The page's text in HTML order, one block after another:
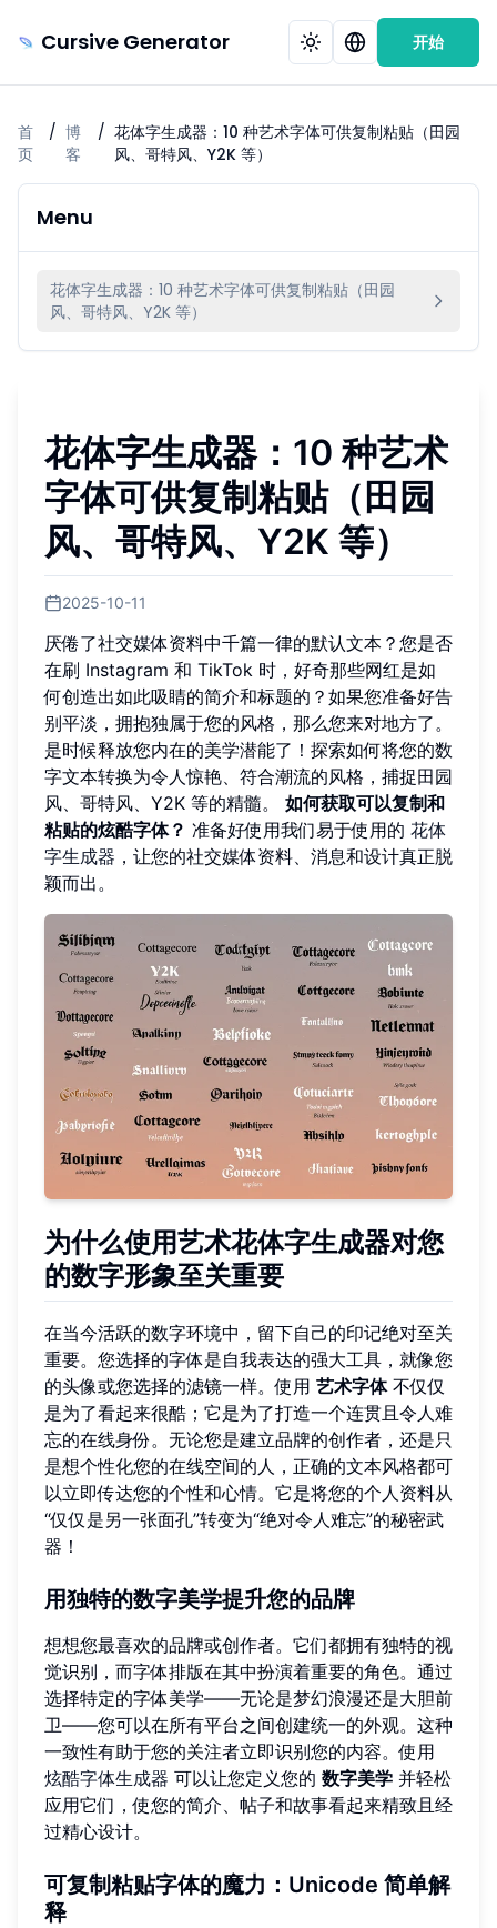
Cursive Generator 开始
首
页
/ 博
客
/ 花体字生成器：10 种艺术字体可供复制粘贴（田园
风、哥特风、Y2K 等）
Menu
花体字生成器：10 种艺术字体可供复制粘贴（田园
风、哥特风、Y2K 等）
花体字生成器：10 种艺术
字体可供复制粘贴（田园
风、哥特风、Y2K 等）
2025-10-11
厌倦了社交媒体资料中千篇一律的默认文本？您是否
在刷 Instagram 和 TikTok 时，好奇那些网红是如
何创造出如此吸睛的简介和标题的？如果您准备好告
别平淡，拥抱独属于您的风格，那么您来对地方了。
是时候释放您内在的美学潜能了！探索如何将您的数
字文本转换为令人惊艳、符合潮流的风格，捕捉田园
风、哥特风、Y2K 等的精髓。 如何获取可以复制和
粘贴的炫酷字体？ 准备好使用我们易于使用的 花体
字生成器 ，让您的社交媒体资料、消息和设计真正脱
颖而出。
为什么使用艺术花体字生成器对您
的数字形象至关重要
在当今活跃的数字环境中，留下自己的印记绝对至关
重要。您选择的字体是自我表达的强大工具，就像您
的头像或您选择的滤镜一样。使用 艺术字体不仅仅
是为了看起来很酷；它是为了打造一个连贯且令人难
忘的在线身份。无论您是建立品牌的创作者，还是只
是想个性化您的在线空间的人，正确的文本风格都可
以立即传达您的个性和心情。它是将您的个人资料从
“仅仅是另一张面孔”转变为“绝对令人难忘”的秘密武
器！
用独特的数字美学提升您的品牌
想想您最喜欢的品牌或创作者。它们都拥有独特的视
觉识别，而字体排版在其中扮演着重要的角色。通过
选择特定的字体美学——无论是梦幻浪漫还是大胆前
卫——您可以在所有平台之间创建统一的外观。这种
一致性有助于您的关注者立即识别您的内容。使用
炫酷字体生成器 可以让您定义您的 数字美学 并轻松
应用它们，使您的简介、帖子和故事看起来精致且经
过精心设计。
可复制粘贴字体的魔力：Unicode 简单解
释